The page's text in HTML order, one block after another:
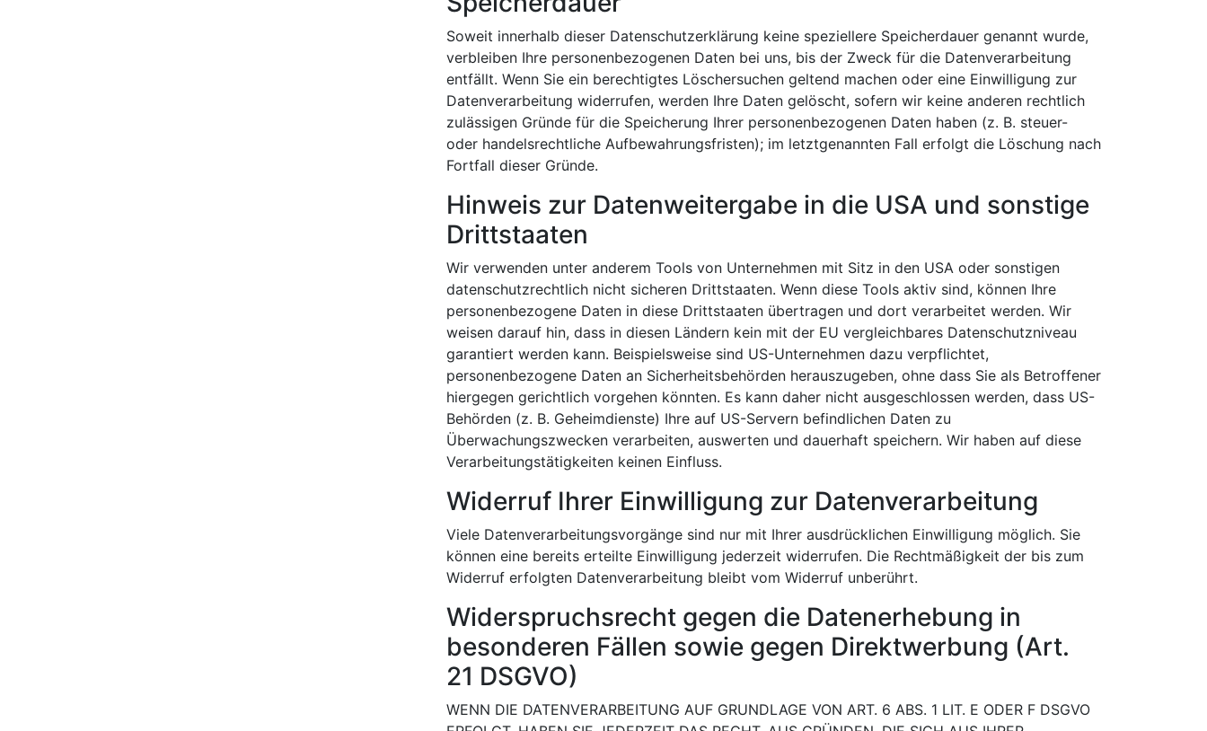
Soweit innerhalb dieser Datenschutzerklärung keine speziellere Speicherdauer genannt wurde,
verbleiben Ihre personenbezogenen Daten bei uns, bis der Zweck für die Datenverarbeitung
entfällt. Wenn Sie ein berechtigtes Löschersuchen geltend machen oder eine Einwilligung zur
Datenverarbeitung widerrufen, werden Ihre Daten gelöscht, sofern wir keine anderen rechtlich
zulässigen Gründe für die Speicherung Ihrer personenbezogenen Daten haben (z. B. steuer-
oder handelsrechtliche Aufbewahrungsfristen); im letztgenannten Fall erfolgt die Löschung nach
Fortfall dieser Gründe.
Hinweis zur Datenweitergabe in die USA und sonstige
Drittstaaten
Wir verwenden unter anderem Tools von Unternehmen mit Sitz in den USA oder sonstigen
datenschutzrechtlich nicht sicheren Drittstaaten. Wenn diese Tools aktiv sind, können Ihre
personenbezogene Daten in diese Drittstaaten übertragen und dort verarbeitet werden. Wir
weisen darauf hin, dass in diesen Ländern kein mit der EU vergleichbares Datenschutzniveau
garantiert werden kann. Beispielsweise sind US-Unternehmen dazu verpflichtet,
personenbezogene Daten an Sicherheitsbehörden herauszugeben, ohne dass Sie als Betroffener
hiergegen gerichtlich vorgehen könnten. Es kann daher nicht ausgeschlossen werden, dass US-
Behörden (z. B. Geheimdienste) Ihre auf US-Servern befindlichen Daten zu
Überwachungszwecken verarbeiten, auswerten und dauerhaft speichern. Wir haben auf diese
Verarbeitungstätigkeiten keinen Einfluss.
Widerruf Ihrer Einwilligung zur Datenverarbeitung
Viele Datenverarbeitungsvorgänge sind nur mit Ihrer ausdrücklichen Einwilligung möglich. Sie
können eine bereits erteilte Einwilligung jederzeit widerrufen. Die Rechtmäßigkeit der bis zum
Widerruf erfolgten Datenverarbeitung bleibt vom Widerruf unberührt.
Widerspruchsrecht gegen die Datenerhebung in
besonderen Fällen sowie gegen Direktwerbung (Art.
21 DSGVO)
WENN DIE DATENVERARBEITUNG AUF GRUNDLAGE VON ART. 6 ABS. 1 LIT. E ODER F DSGVO